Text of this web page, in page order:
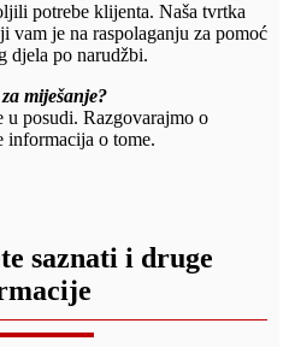
potrebe klijenta. Naša tvrtka
vam je na raspolaganju za pomoć
djela po narudžbi.
miješanje?
u posudi. Razgovarajmo o
informacija o tome.
saznati i druge